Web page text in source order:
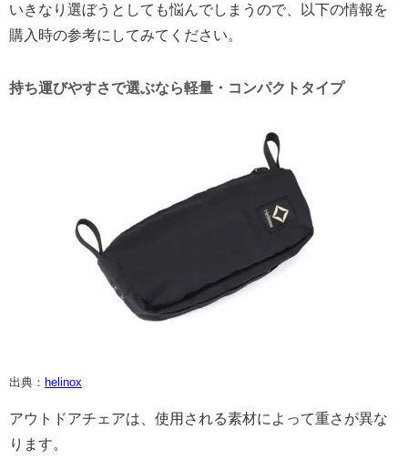
いきなり選ぼうとしても悩んでしまうので、以下の情報を
購入時の参考にしてみてください。
持ち運びやすさで選ぶなら軽量・コンパクトタイプ
出典： helinox
アウトドアチェアは、使用される素材によって重さが異な
ります。